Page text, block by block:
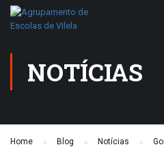
NOTÍCIAS
Home Blog Notícias